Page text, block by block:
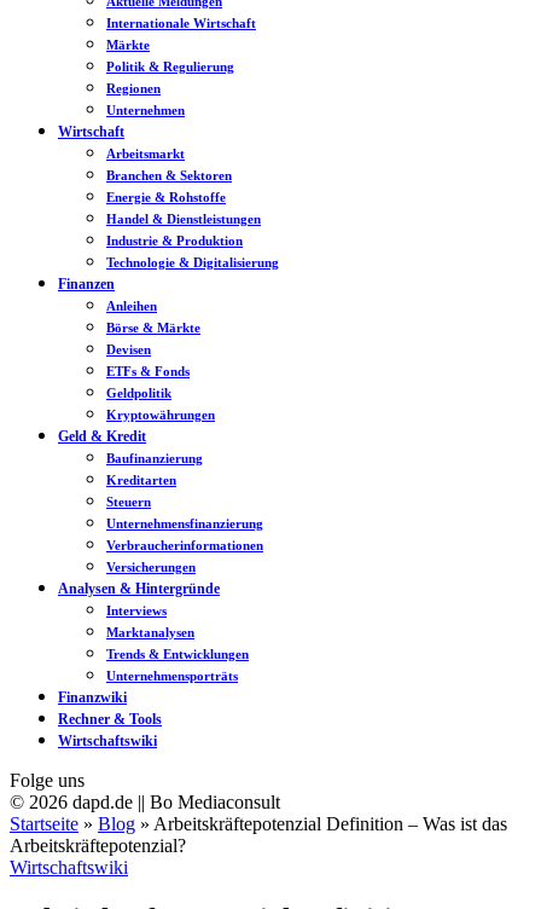
Internationale Wirtschaft
Märkte
Politik & Regulierung
Regionen
Unternehmen
Wirtschaft
Arbeitsmarkt
Branchen & Sektoren
Energie & Rohstoffe
Handel & Dienstleistungen
Industrie & Produktion
Technologie & Digitalisierung
Finanzen
Anleihen
Börse & Märkte
Devisen
ETFs & Fonds
Geldpolitik
Kryptowährungen
Geld & Kredit
Baufinanzierung
Kreditarten
Steuern
Unternehmensfinanzierung
Verbraucherinformationen
Versicherungen
Analysen & Hintergründe
Interviews
Marktanalysen
Trends & Entwicklungen
Unternehmensporträts
Finanzwiki
Rechner & Tools
Wirtschaftswiki
Folge uns
© 2026 dapd.de || Bo Mediaconsult
Startseite » Blog » Arbeitskräftepotenzial Definition – Was ist das
Arbeitskräftepotenzial?
Wirtschaftswiki